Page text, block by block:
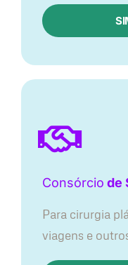
Consórcio de
Para cirurgia
viagens e